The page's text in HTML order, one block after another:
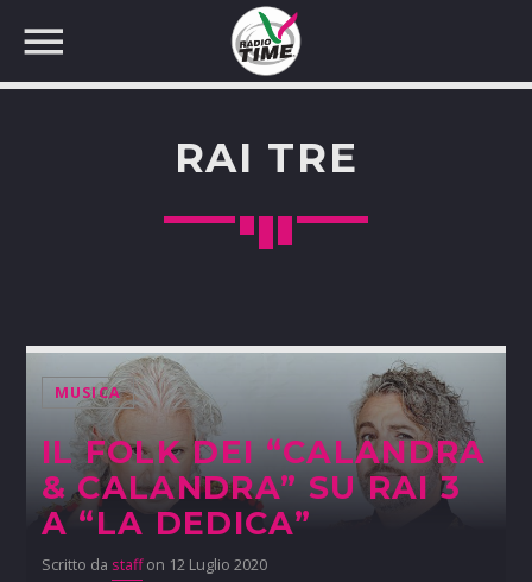
RAI TRE
MUSICA
IL FOLK DEI “CALANDRA
& CALANDRA” SU RAI 3
A “LA DEDICA”
Scritto da staffon 12 Luglio 2020